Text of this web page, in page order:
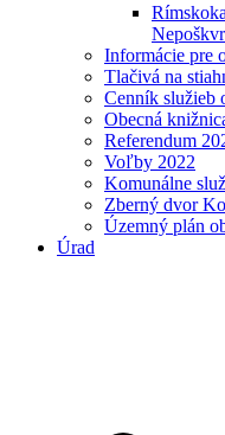
Informácie pre
Tlačivá na
Cenník služieb
Obecná
Referendum
Voľby 2022
Komunálne
Zberný dvor
Územný plán
Úrad